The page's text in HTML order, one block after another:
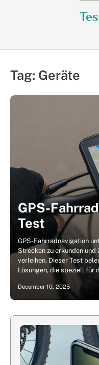
Tag: Geräte
GPS-
Test
GPS-Fahrradnavigation
Strecken zu erkunden und
verleihen. Dieser Test
Lösungen, die speziell für
December 10, 2025